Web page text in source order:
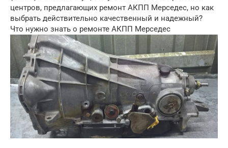
центров, предлагающих ремонт АКПП Мерседес, но как
выбрать действительно качественный и надежный?
Что нужно знать о ремонте АКПП Мерседес